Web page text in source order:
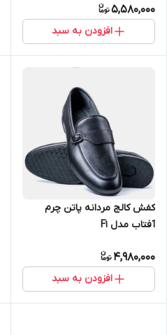
5,580,000
افزودن به سبد
کفش کالج مردانه پاتن چرم
آفتاب مدل F1
4,980,000
افزودن به سبد